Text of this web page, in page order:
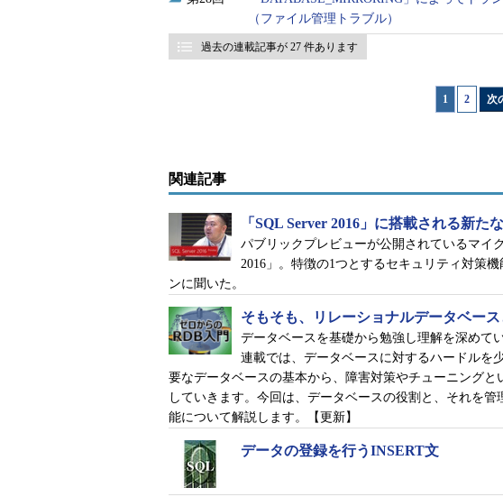
FCIは、Windows Serverが提供する「WSFC（
動作する、SQL Serverの可用性を高めるための機
ます。複数のノードから1つのディスクを参照する
生したら、他のノードで処理を肩代わりし、シス
れるディレクトリ構造の中にサーバ、ク
降はドメイン環境でなくてもクラスタ構
WSFCでは、ノード間でネットワークやディスク
テムが正しく動作しているかどうかを外部から継
活監視で異常を検知したら、該当するサービスを
試みます。別のノードへ移動することを「フェイ
るFCIは「WSFC上で動作しているSQL Server」の
ーされる対象は「SQL Serverのサービス丸ごと」
ェイルオーバーを実行するので、正確に表現すると
グループが、別のノードへ移行される」となります
（ファイル管理トラブル）
過去の連載記事が 27 件あります
1 2 次
関連記事
「SQL Server 2016」に搭載される新た
パブリックプレビューが公開されているマイ
2016」。特徴の1つとするセキュリティ対策
ンに聞いた。
そもそも、リレーショナルデータベース
データベースを基礎から勉強し理解を深めて
連載では、データベースに対するハードルを
要なデータベースの基本から、障害対策やチューニング
していきます。今回は、データベースの役割と、それを
能について解説します。【更新】
データの登録を行うINSERT文